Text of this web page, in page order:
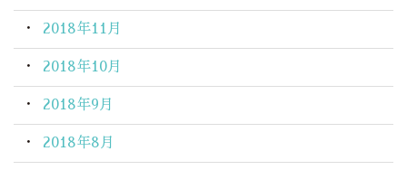
2018年11月
2018年10月
2018年9月
2018年8月